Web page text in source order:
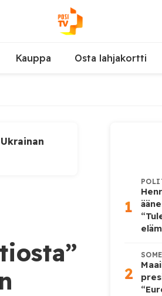
Kauppa Osta lahjakortti
1
2